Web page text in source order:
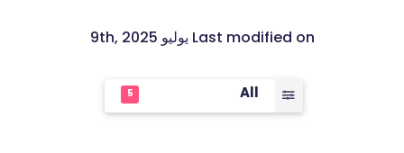
Last modified on يوليو 9th, 2025
All
5